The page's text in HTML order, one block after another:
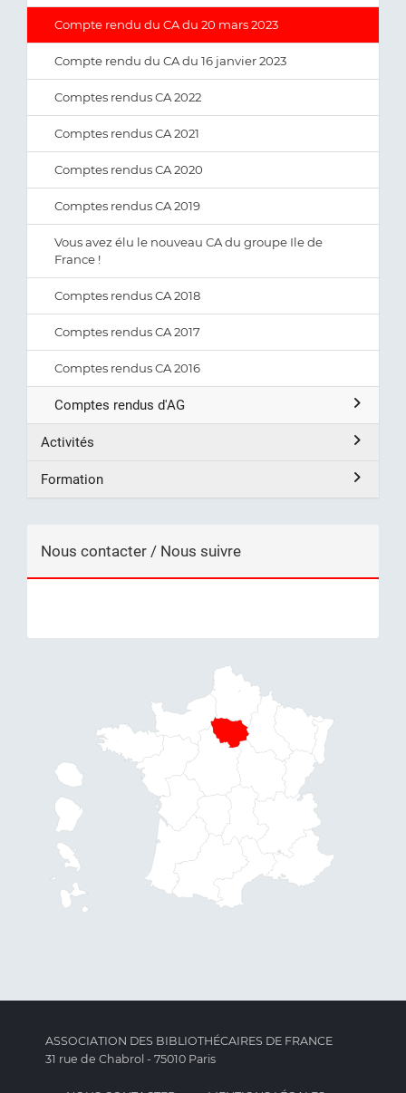
Compte rendu du CA du 20 mars 2023
Compte rendu du CA du 16 janvier 2023
Comptes rendus CA 2022
Comptes rendus CA 2021
Comptes rendus CA 2020
Comptes rendus CA 2019
Vous avez élu le nouveau CA du groupe Ile de
France !
Comptes rendus CA 2018
Comptes rendus CA 2017
Comptes rendus CA 2016
Comptes rendus d'AG
Activités
Formation
Nous contacter / Nous suivre
ASSOCIATION DES BIBLIOTHÉCAIRES DE FRANCE
31 rue de Chabrol - 75010 Paris